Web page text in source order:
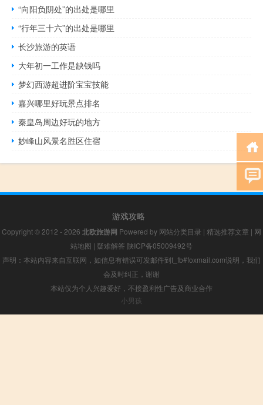
“向阳负阴处”的出处是哪里
“行年三十六”的出处是哪里
长沙旅游的英语
大年初一工作是缺钱吗
梦幻西游超进阶宝宝技能
嘉兴哪里好玩景点排名
秦皇岛周边好玩的地方
妙峰山风景名胜区住宿
游戏攻略
Copyright © 2012 - 2026 北欧旅游网 Powered by 网站分类目录 | 精选推荐文章 | 网
站地图 | 疑难解答 陕ICP备05009492号
声明：本站内容来自互联网，如信息有错误可发邮件到f_fb#foxmail.com说明，我们
会及时纠正，谢谢
本站仅为个人兴趣爱好，不接盈利性广告及商业合作
小男孩